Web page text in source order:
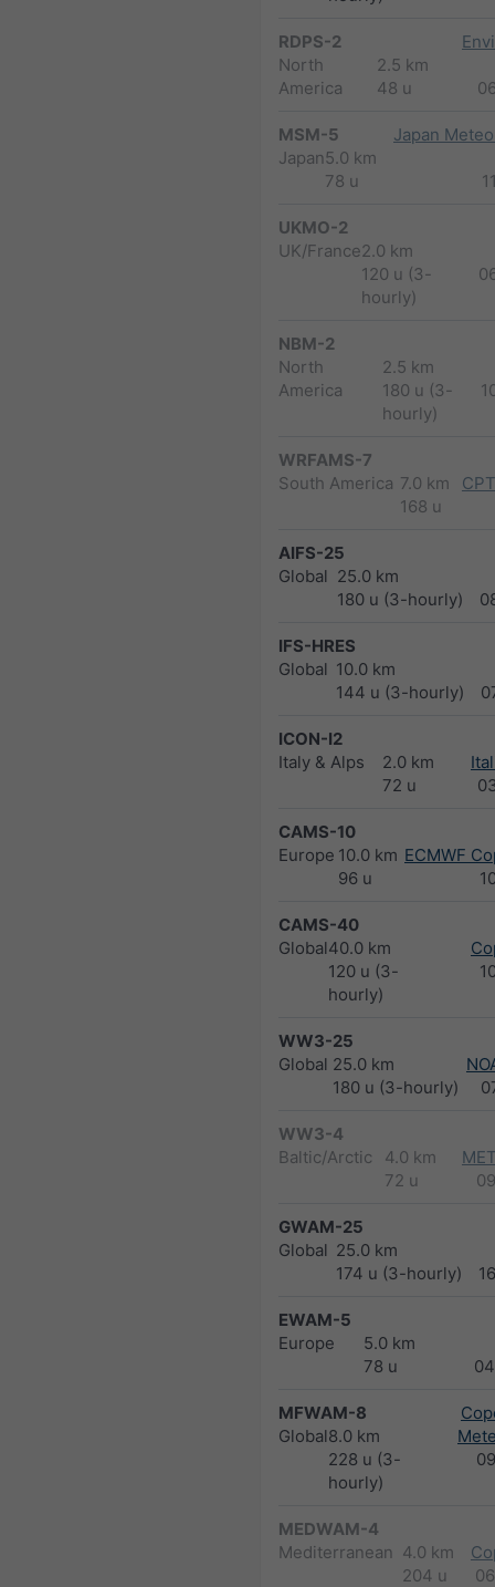
RDPS-2
North
America
2.5 km
48 u
MSM-5
Japan5.0 km
78 u
Japan
UKMO-2
UK/France2.0 km
120 u (3-
hourly)
NBM-2
North
America
2.5 km
180 u (3-
hourly)
WRFAMS-7
South America 7.0 km
168 u
AIFS-25
Global 25.0 km
180 u (3-hourly)
IFS-HRES
Global 10.0 km
144 u (3-hourly)
ICON-I2
Italy & Alps
2.0 km
72 u
CAMS-10
Europe 10.0 km
96 u
ECMWF
CAMS-40
Global40.0 km
120 u (3-
hourly)
WW3-25
Global 25.0 km
180 u (3-hourly)
WW3-4
Baltic/Arctic
4.0 km
72 u
GWAM-25
Global 25.0 km
174 u (3-hourly)
EWAM-5
Europe
5.0 km
78 u
MFWAM-8
Global8.0 km
228 u (3-
hourly)
MEDWAM-4
Mediterranean 4.0 km
204 u